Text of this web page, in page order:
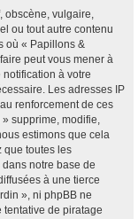
obscène, vulgaire,
ou tout autre contenu
où « Papillons &
peut vous mener à
à votre
Les adresses IP
renforcement de ces
supprime, modifie,
estimons que cela
que toutes les
notre base de
à une tierce
», ni phpBB ne
tentative de piratage